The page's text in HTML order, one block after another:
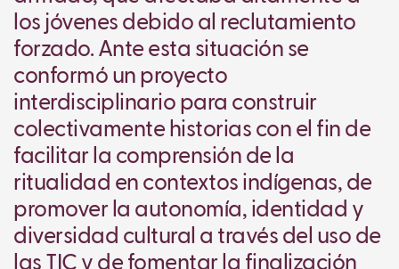
los jóvenes debido al reclutamiento
forzado. Ante esta situación se
conformó un proyecto
interdisciplinario para construir
colectivamente historias con el fin de
facilitar la comprensión de la
ritualidad en contextos indígenas, de
promover la autonomía, identidad y
diversidad cultural a través del uso de
las TIC y de fomentar la finalización